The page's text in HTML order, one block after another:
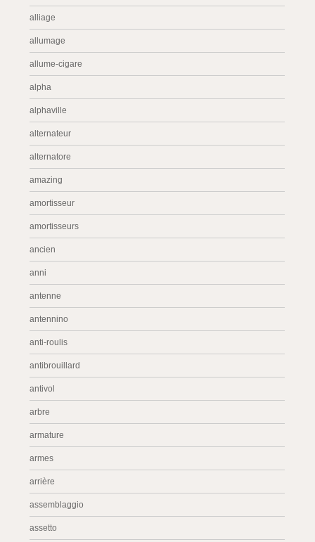
alliage
allumage
allume-cigare
alpha
alphaville
alternateur
alternatore
amazing
amortisseur
amortisseurs
ancien
anni
antenne
antennino
anti-roulis
antibrouillard
antivol
arbre
armature
armes
arrière
assemblaggio
assetto